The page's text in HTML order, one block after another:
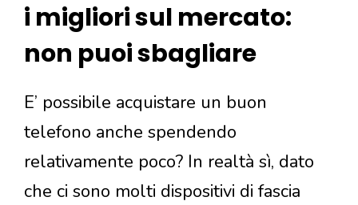
i migliori sul mercato:
non puoi sbagliare
E’ possibile acquistare un buon
telefono anche spendendo
relativamente poco? In realtà sì, dato
che ci sono molti dispositivi di fascia